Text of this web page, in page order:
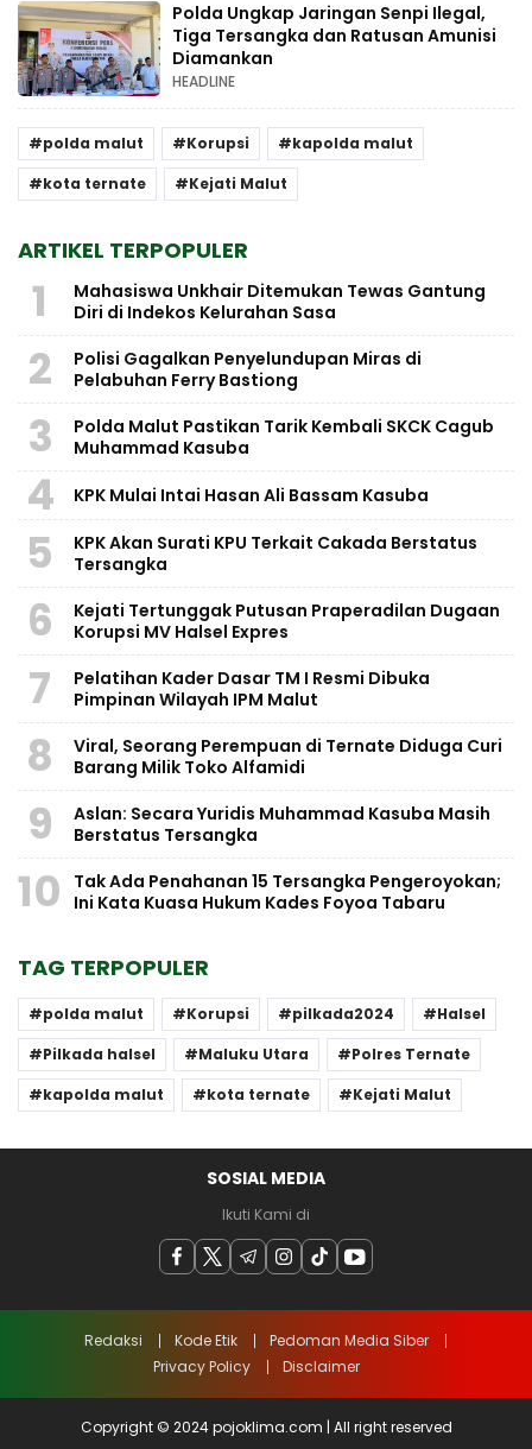
Polda Ungkap Jaringan Senpi Ilegal,
Tiga Tersangka dan Ratusan Amunisi
Diamankan
HEADLINE
polda malut Korupsi
kapolda malut
kota ternate
Kejati Malut
ARTIKEL TERPOPULER
1
Mahasiswa Unkhair Ditemukan Tewas Gantung
Diri di Indekos Kelurahan Sasa
2
Polisi Gagalkan Penyelundupan Miras di
Pelabuhan Ferry Bastiong
3
Polda Malut Pastikan Tarik Kembali SKCK Cagub
Muhammad Kasuba
4 KPK Mulai Intai Hasan Ali Bassam Kasuba
5
KPK Akan Surati KPU Terkait Cakada Berstatus
Tersangka
6
Kejati Tertunggak Putusan Praperadilan Dugaan
Korupsi MV Halsel Expres
7
Pelatihan Kader Dasar TM I Resmi Dibuka
Pimpinan Wilayah IPM Malut
8
Viral, Seorang Perempuan di Ternate Diduga Curi
Barang Milik Toko Alfamidi
9
Aslan: Secara Yuridis Muhammad Kasuba Masih
Berstatus Tersangka
10
Tak Ada Penahanan 15 Tersangka Pengeroyokan;
Ini Kata Kuasa Hukum Kades Foyoa Tabaru
TAG TERPOPULER
polda malut Korupsi pilkada2024
Halsel
Pilkada halsel
Maluku Utara
Polres Ternate
kapolda malut
kota ternate Kejati Malut
SOSIAL MEDIA
Ikuti Kami di
Redaksi Kode Etik
Pedoman Media Siber
Privacy Policy
Disclaimer
Copyright © 2024 pojoklima.com | All right reserved